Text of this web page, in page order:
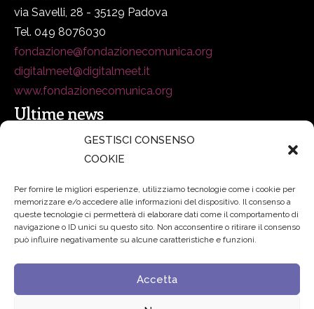
GESTISCI CONSENSO
COOKIE
Per fornire le migliori esperienze, utilizziamo tecnologie come i cookie per
memorizzare e/o accedere alle informazioni del dispositivo. Il consenso a
queste tecnologie ci permetterà di elaborare dati come il comportamento di
navigazione o ID unici su questo sito. Non acconsentire o ritirare il consenso
può influire negativamente su alcune caratteristiche e funzioni.
Accetta
via Savelli, 28 - 35129 Padova
Tel. 049 8076030
fondazione@fondazionecomunica.org
digitalmeet@digitalmeet.it
www.fondazionecomunica.org
Ultime news
secsolutionforum 2026: è Bologna la nuova capitale
Padre Benanti: «Intelligenza artificiale? Contro i nuovi
algoritmi del potere serve una governance condivisa»
Edvance – Digital Education Hub Higher Education